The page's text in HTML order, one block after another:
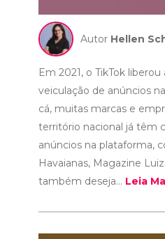
Autor Hellen
Em 2021, o TikTok
veiculação de anúncios
cá, muitas marcas e
território nacional já têm
anúncios na plataforma,
Havaianas, Magazine
também deseja... Leia